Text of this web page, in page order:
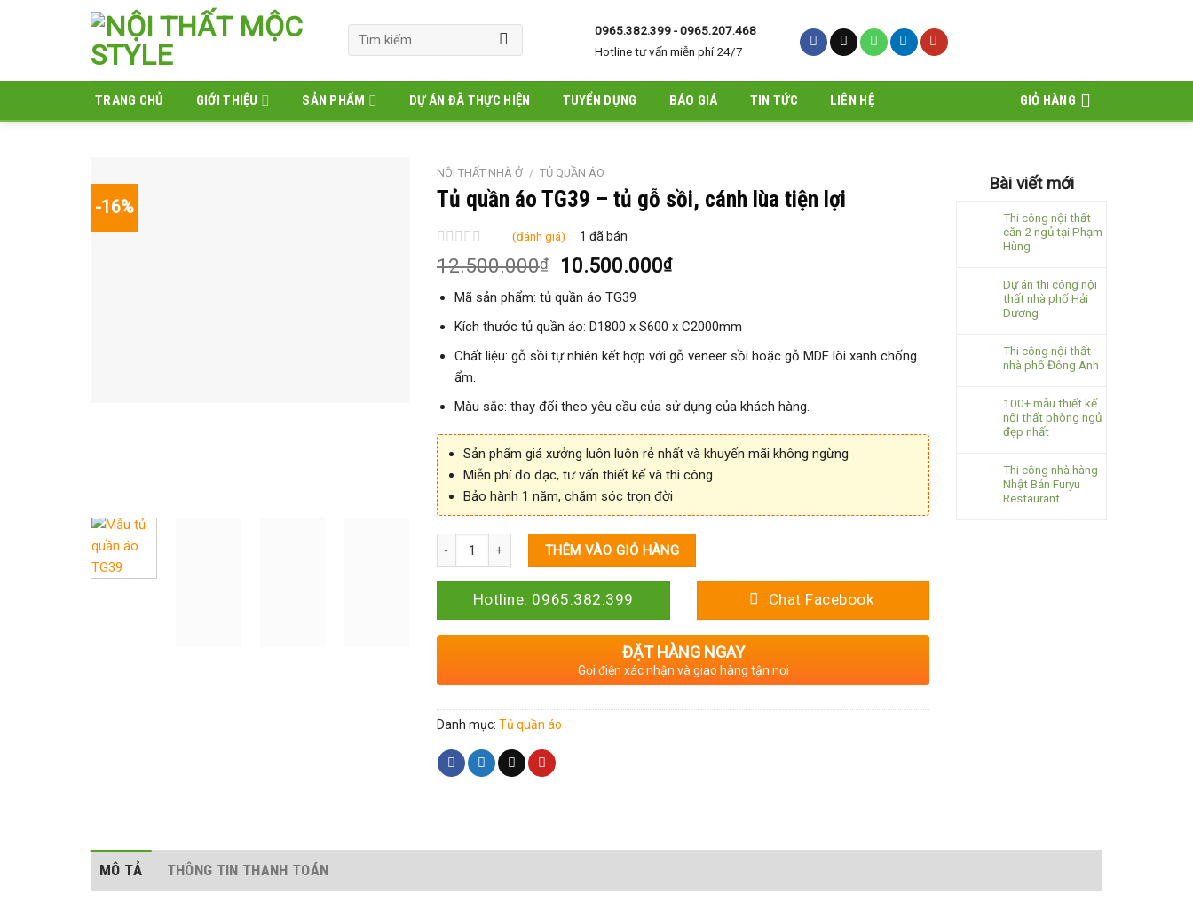
Tìm
0965.382.399 - 0965.207.468
Hotline tư vấn miễn phí 24/7
TRANG CHỦ GIỚI THIỆU SẢN PHẨM DỰ ÁN ĐÃ THỰC HIỆN TUYỂN DỤNG BÁO GIÁ TIN TỨC LIÊN HỆ GIỎ HÀNG
-16%
NỘI THẤT NHÀ Ở / TỦ QUẦN ÁO
Tủ quần áo TG39 – tủ gỗ sồi, cánh lùa tiện lợi
Được
xếp
0
sao
(đánh giá) 1 đã bán
12.500.000₫
Giá
gốc
là:
12.500.000₫.
10.500.000₫Giá
là:
10.500.000₫.
Mã sản phẩm: tủ quần áo TG39
Kích thước tủ quần áo: D1800 x S600 x C2000mm
Chất liệu: gỗ sồi tự nhiên kết hợp với gỗ veneer sồi hoặc gỗ MDF lõi xanh chống
ẩm.
Màu sắc: thay đổi theo yêu cầu của sử dụng của khách hàng.
Sản phẩm giá xưởng luôn luôn rẻ nhất và khuyến mãi không ngừng
Miễn phí đo đạc, tư vấn thiết kế và thi công
Bảo hành 1 năm, chăm sóc trọn đời
Số lượng
THÊM VÀO GIỎ HÀNG
Hotline: 0965.382.399 Chat Facebook
ĐẶT HÀNG NGAY
Gọi điện xác nhận và giao hàng tận nơi
Danh mục: Tủ quần áo
Bài viết mới
Thi công nội thất
căn 2 ngủ tại Phạm
Hùng
Dự án thi công nội
thất nhà phố Hải
Dương
Thi công nội thất
nhà phố Đông Anh
100+ mẫu thiết kế
nội thất phòng ngủ
đẹp nhất
Thi công nhà hàng
Nhật Bản Furyu
Restaurant
MÔ TẢ THÔNG TIN THANH TOÁN